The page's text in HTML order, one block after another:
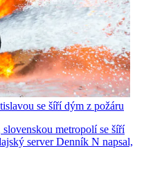
se šíří dým z požáru
metropolí se šíří
server Denník N napsal,